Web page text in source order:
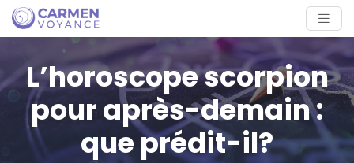
L’horoscope scorpion
pour après-demain :
que prédit-il?